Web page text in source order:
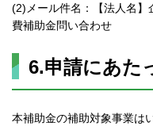
(2)メール件名：【法人名】
費補助金問い合わせ
6.申請にあた
本補助金の補助対象事業は